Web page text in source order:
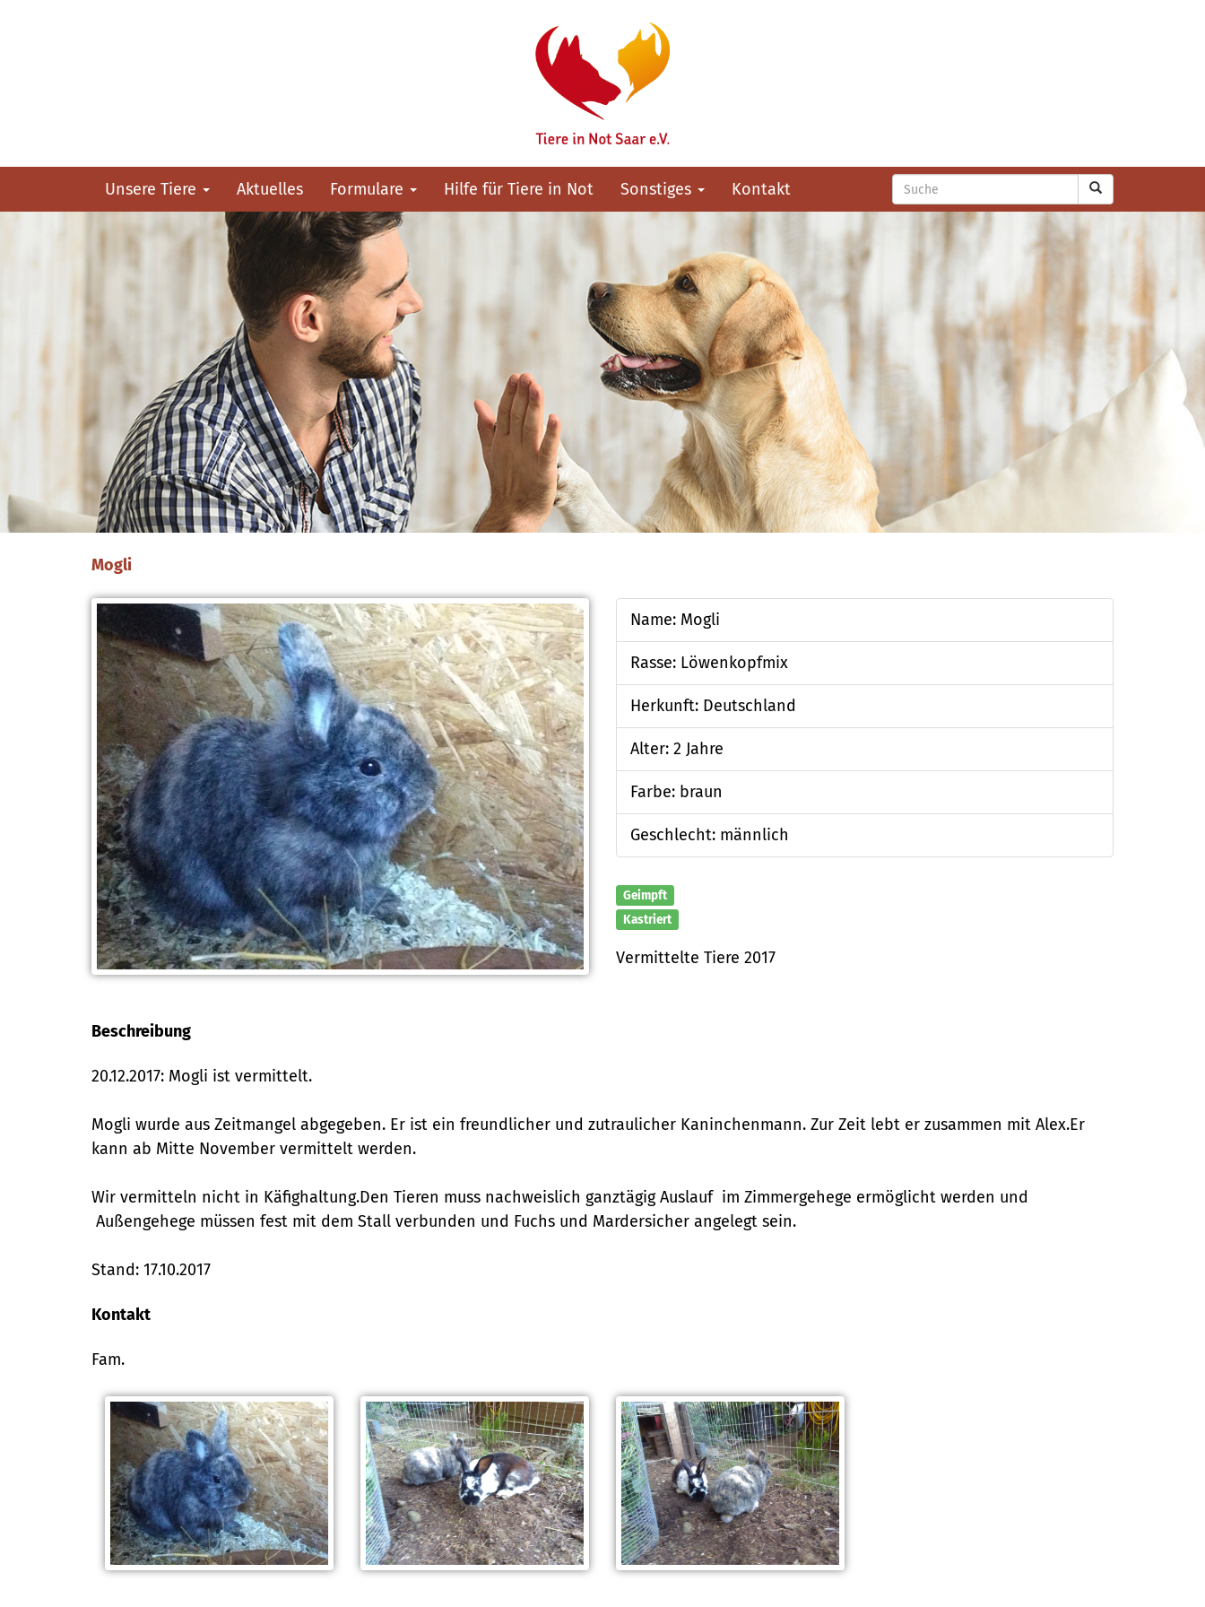
Unsere Tiere Aktuelles Formulare Hilfe für Tiere in Not Sonstiges Kontakt
Mogli
Name: Mogli
Rasse: Löwenkopfmix
Herkunft: Deutschland
Alter: 2 Jahre
Farbe: braun
Geschlecht: männlich
Geimpft
Kastriert
Vermittelte Tiere 2017
Beschreibung
20.12.2017: Mogli ist vermittelt.
Mogli wurde aus Zeitmangel abgegeben. Er ist ein freundlicher und zutraulicher Kaninchenmann. Zur Zeit lebt er zusammen mit Alex.Er
kann ab Mitte November vermittelt werden.
Wir vermitteln nicht in Käfighaltung.Den Tieren muss nachweislich ganztägig Auslauf im Zimmergehege ermöglicht werden und
Außengehege müssen fest mit dem Stall verbunden und Fuchs und Mardersicher angelegt sein.
Stand: 17.10.2017
Kontakt
Fam.